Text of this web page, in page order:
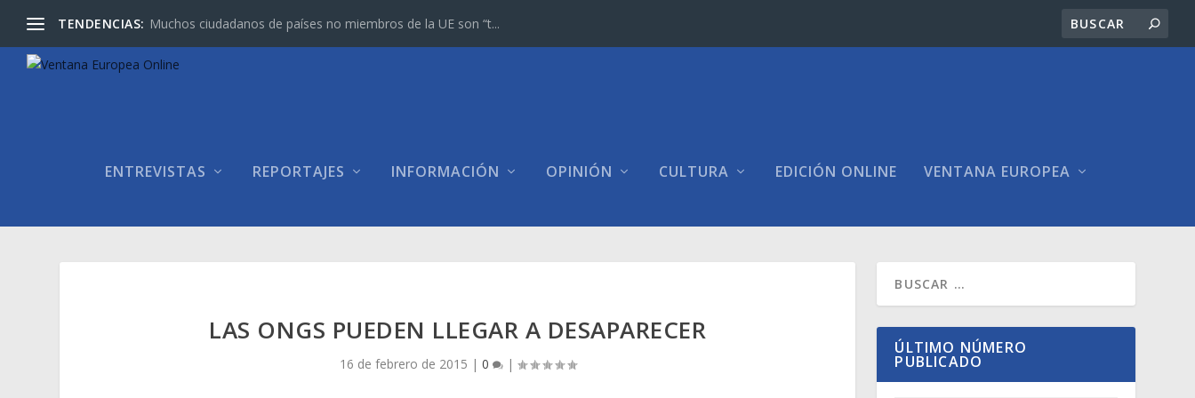
TENDENCIAS: Muchos ciudadanos de países no miembros de la UE son “t...
ENTREVISTAS REPORTAJES INFORMACIÓN OPINIÓN CULTURA EDICIÓN ONLINE VENTANA EUROPEA
LAS ONGS PUEDEN LLEGAR A DESAPARECER
16 de febrero de 2015 | 0 |
ÚLTIMO NÚMERO
PUBLICADO